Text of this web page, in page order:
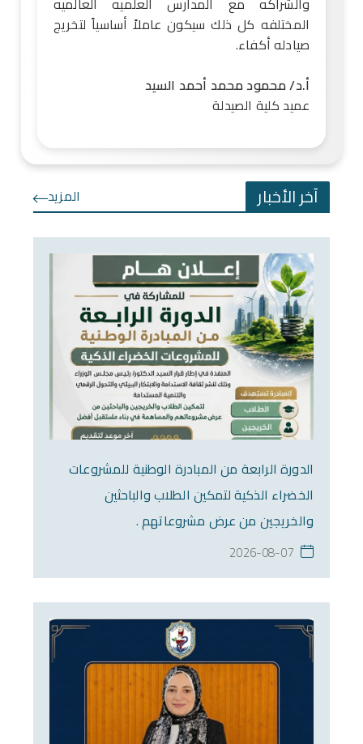
المختلفه كل ذلك سيكون عاملاً أساسياً لتخريج
صيادله أكفاء.
أ.د/ محمود محمد أحمد السيد
عميد كلية الصيدلة
آخر الأخبار المزيد
الدورة الرابعة من المبادرة الوطنية للمشروعات
الخضراء الذكية لتمكين الطلاب والباحثين
والخريجين من عرض مشروعاتهم .
2026-08-07